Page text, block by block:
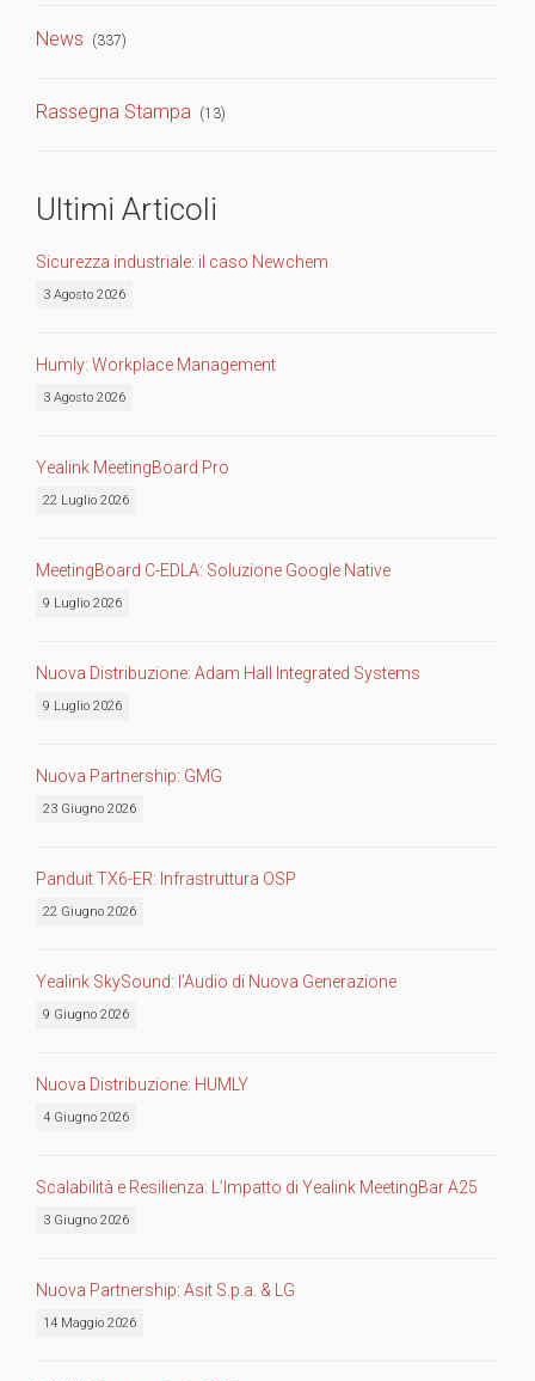
News (337)
Rassegna Stampa (13)
Ultimi Articoli
Sicurezza industriale: il caso Newchem
3 Agosto 2026
Humly: Workplace Management
3 Agosto 2026
Yealink MeetingBoard Pro
22 Luglio 2026
MeetingBoard C-EDLA: Soluzione Google Native
9 Luglio 2026
Nuova Distribuzione: Adam Hall Integrated Systems
9 Luglio 2026
Nuova Partnership: GMG
23 Giugno 2026
Panduit TX6-ER: Infrastruttura OSP
22 Giugno 2026
Yealink SkySound: l’Audio di Nuova Generazione
9 Giugno 2026
Nuova Distribuzione: HUMLY
4 Giugno 2026
Scalabilità e Resilienza: L’Impatto di Yealink MeetingBar A25
3 Giugno 2026
Nuova Partnership: Asit S.p.a. & LG
14 Maggio 2026